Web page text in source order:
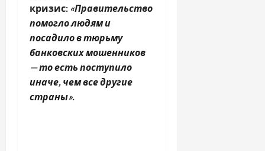
кризис: «Правительство
помогло людям и
посадило в тюрьму
банковских мошенников
— то есть поступило
иначе, чем все другие
страны».